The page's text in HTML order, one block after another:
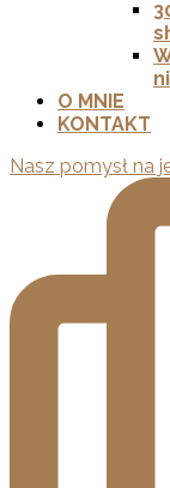
O MNIE
KONTAKT
Nasz pomysł na